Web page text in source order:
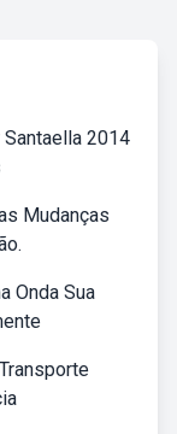
2014
Mudanças
Onda Sua